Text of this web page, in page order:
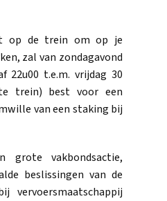
op de trein om op je
zal van zondagavond
22u00 t.e.m. vrijdag 30
trein) best voor een
van een staking bij
grote vakbondsactie,
beslissingen van de
vervoersmaatschappij